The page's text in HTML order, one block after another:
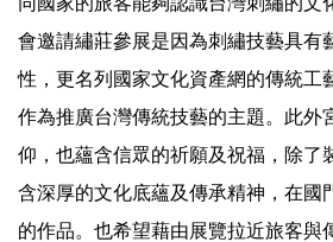
會邀請繡莊參展是因為刺繡技藝具有
性，更名列國家文化資產網的傳統工
作為推廣台灣傳統技藝的主題。此外
仰，也蘊含信眾的祈願及祝福，除了
含深厚的文化底蘊及傳承精神，在國
的作品。也希望藉由展覽拉近旅客與